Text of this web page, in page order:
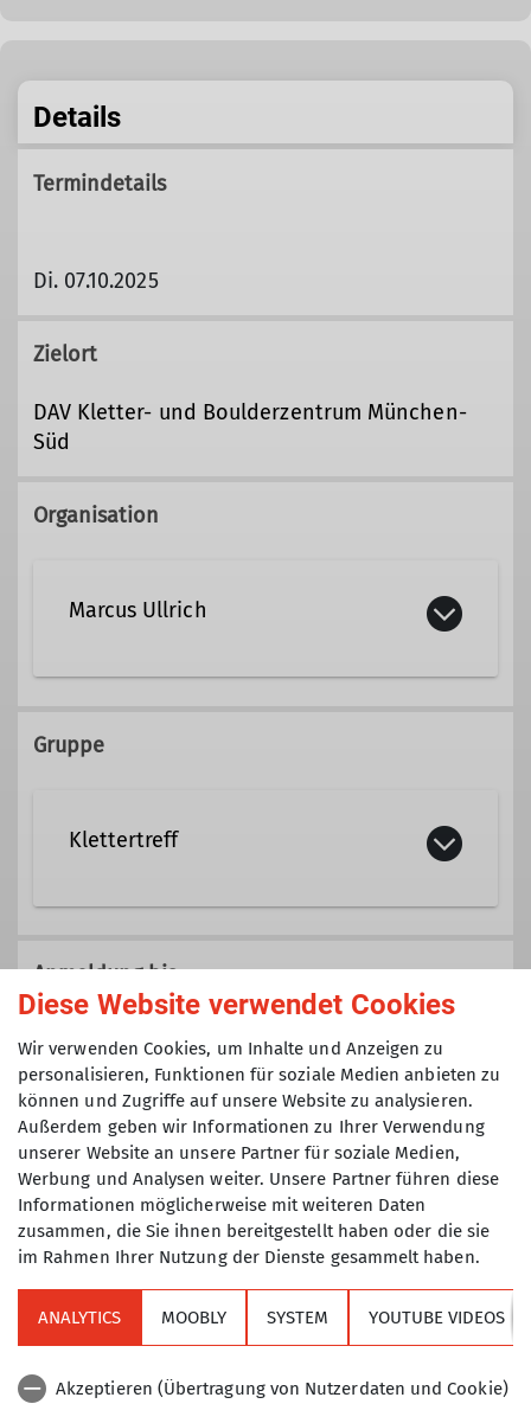
Details
Termindetails
Di. 07.10.2025
Zielort
DAV Kletter- und Boulderzentrum München-
Süd
Organisation
Marcus Ullrich
Trainer C Alpinklettern
Kletterbetreuer Breitensport
Trainer C Skibergsteigen
Ämter
Tourenführer
Gruppe
Klettertreff
Kletterpartner*innen und
unzuverlässigen Verabredungen? Dann
komm zum TAK Klettertreff.
Wir treffen uns immer dienstags um 18
Uhr in derDAV Kletterhalle in
Thalkirchen. Gegenüber dem
Materialverleih ist der „Check-In“ –
kurzes Zusammentreffen, „sortieren“
und ab in die Halle, wo wir natürlich
vor allem klettern.
Aber der TAK Klettertreff ist mehr als
das:
Themen-Tage:Jeden 1. Klettertreff im
Monat (5.12., 9.1., 6.2., ...) widmen wir
uns einem besonderen Thema. Dabei
Anmeldung bis
Maximale Teilnehmeranzahl
12
Alpenverein
Diese Website verwendet Cookies
Wir verwenden Cookies, um Inhalte und Anzeigen zu
personalisieren, Funktionen für soziale Medien anbieten zu
können und Zugriffe auf unsere Website zu analysieren.
Außerdem geben wir Informationen zu Ihrer Verwendung
unserer Website an unsere Partner für soziale Medien,
Werbung und Analysen weiter. Unsere Partner führen diese
Informationen möglicherweise mit weiteren Daten
zusammen, die Sie ihnen bereitgestellt haben oder die sie
im Rahmen Ihrer Nutzung der Dienste gesammelt haben.
ANALYTICS MOOBLY SYSTEM YOUTUBE VIDEOS
Akzeptieren (Übertragung von Nutzerdaten und Cookie)